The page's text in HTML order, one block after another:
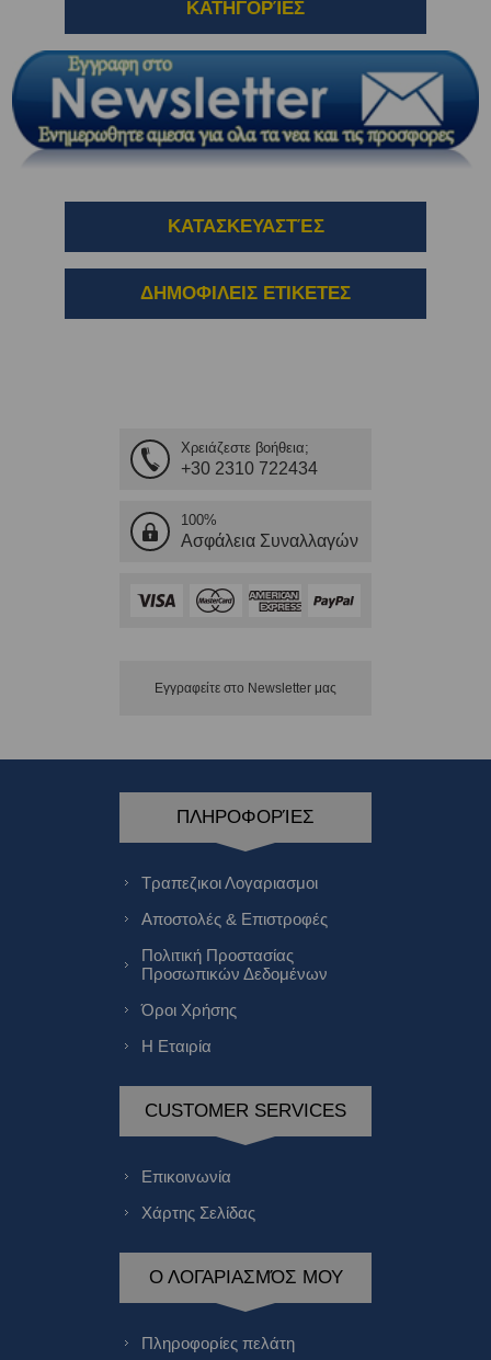
ΚΑΤΗΓΟΡΊΕΣ
ΚΑΤΑΣΚΕΥΑΣΤΈΣ
ΔΗΜΟΦΙΛΕΙΣ ΕΤΙΚΕΤΕΣ
Χρειάζεστε βοήθεια;
+30 2310 722434
100%
Ασφάλεια Συναλλαγών
Εγγραφείτε στο Νewsletter μας
ΠΛΗΡΟΦΟΡΊΕΣ
Τραπεζικοι Λογαριασμοι
Αποστολές & Επιστροφές
Πολιτική Προστασίας
Προσωπικών Δεδομένων
Όροι Χρήσης
Η Εταιρία
CUSTOMER SERVICES
Επικοινωνία
Χάρτης Σελίδας
Ο ΛΟΓΑΡΙΑΣΜΌΣ ΜΟΥ
Πληροφορίες πελάτη